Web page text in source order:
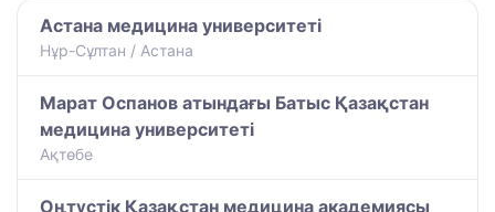
Астана медицина университеті
Нұр-Сұлтан / Астана
Марат Оспанов атындағы Батыс Қазақстан
медицина университеті
Ақтөбе
Оңтүстік Қазақстан медицина академиясы